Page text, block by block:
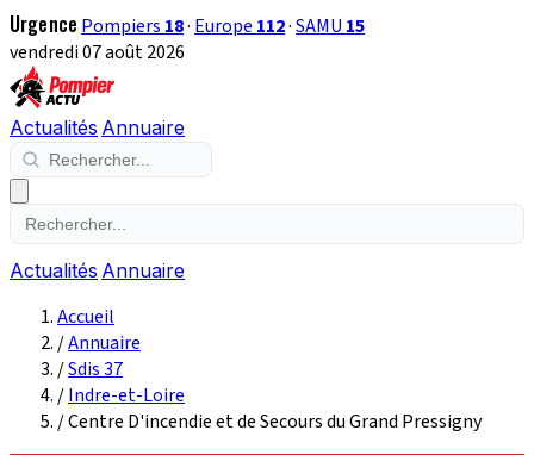
Urgence Pompiers 18· Europe 112·SAMU 15
vendredi 07 août 2026
Actualités Annuaire
Actualités Annuaire
Accueil
/Annuaire
/Sdis 37
/Indre-et-Loire
/Centre D'incendie et de Secours du Grand Pressigny